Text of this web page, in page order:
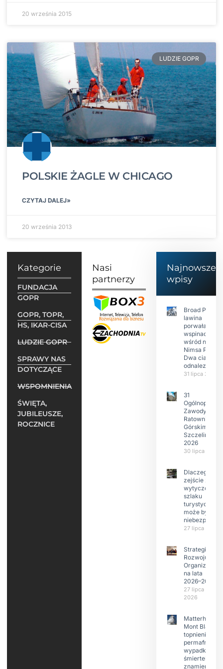
20 września 2015
LUDZIE GOPR
POLSKIE ŻAGLE W CHICAGO
CZYTAJ DALEJ»
20 września 2013
Kategorie
FUNDACJA
GOPR
GOPR, TOPR,
HS, IKAR-CISA
LUDZIE GOPR
SPRAWY NAS
DOTYCZĄCE
WSPOMNIENIA
ŚWIĘTA,
JUBILEUSZE,
ROCZNICE
Nasi
partnerzy
Najnowsze
wpisy
Broad Peak:
lawina
porwała 10
wspinaczy,
wśród nich
Nimsa Purję.
Dwa ciała
odnalezione.
31 lipca 2026
31
Ogólnopolskie
Zawody w
Ratownictwie
Górskim –
Szczeliniec
2026
30 lipca 2026
Dlaczego
zejście z
wytyczonego
szlaku
może być
27 lipca 2026
Strategia
Rozwoju
Organizacji
na lata
2026–2029
27 lipca
2026
Matterhorn i
Mont Blanc:
topnienie
permafrost,
wypadki
śmiertelne,
znamienne